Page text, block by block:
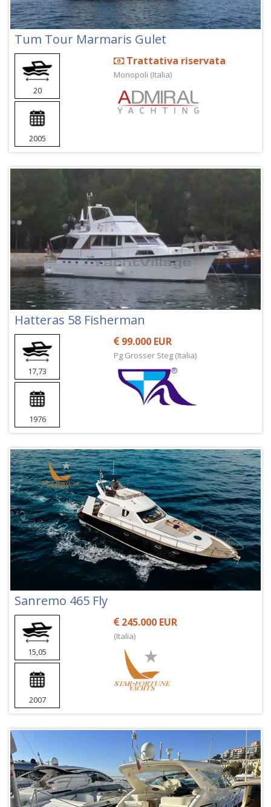
Tum Tour Marmaris Gulet
20
2005
Trattativa riservata
Monopoli (Italia)
Hatteras 58 Fisherman
17,73
1976
99.000 EUR
Pg Grosser Steg (Italia)
Sanremo 465 Fly
15,05
2007
245.000 EUR
(Italia)